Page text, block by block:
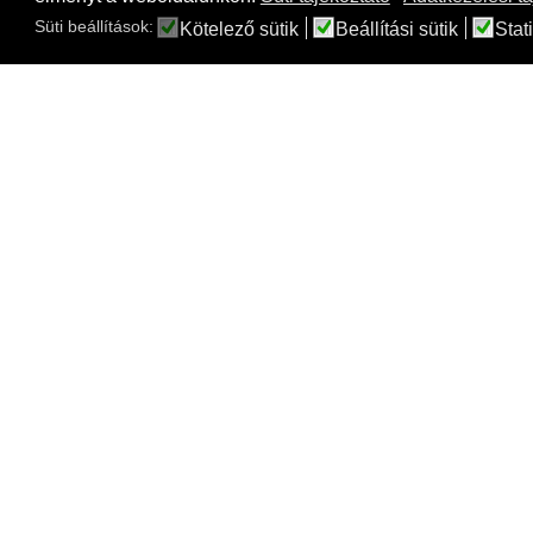
Süti beállítások:
Kötelező sütik Beállítási sütik